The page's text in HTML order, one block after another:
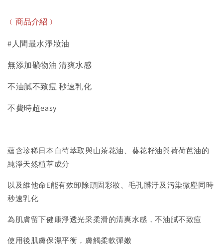
﹝商品介紹﹞
#人間最水淨妝油
無添加礦物油 清爽水感
不油膩不致痘 秒速乳化
不費時超easy
蘊含珍稀日本白芍萃取與山茶花油、葵花籽油與荷荷芭油的
純淨天然植萃成分
以及維他命E能有效卸除頑固彩妝、毛孔髒汙及污染微塵同時
秒速乳化
為肌膚留下健康淨透光采柔滑的清爽水感，不油膩不致痘
使用後肌膚保濕平衡，膚觸柔軟彈嫩